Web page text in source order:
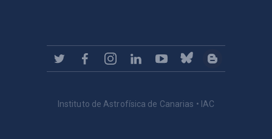
Instituto de Astrofísica de Canarias • IAC